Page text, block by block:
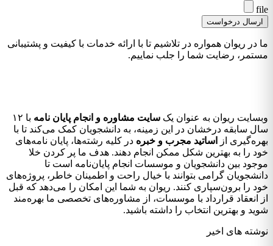
file
ارسال درخواست
ما در ریوان همواره در تلاشیم تا با ارائه خدمات با کیفیت و پشتیبانی
مستمر، رضایت شما را جلب نماییم.
وبسایت ریوان به عنوان یک سایت مشاوره و انجام پایان نامه
با ۱۲
سال سابقه درخشان در این زمینه، به دانشجویان کمک می‌کند تا با
بهره‌گیری از
اساتید مجرب و خبره در کلیه رشته‌ها، پایان نامه‌های
خود را به بهترین شکل ممکن انجام دهند. هدف ما پر کردن خلا
موجود بین دانشجویان و موسسات انجام پایان‌نامه است تا
دانشجویان گرامی بتوانند با خیال راحت و اطمینان خاطر، پروژه‌های
خود را برون‌سپاری کنند. ریوان به شما این امکان را می‌دهد که قبل
از انعقاد قرارداد با موسسات، از مشاوره‌های تخصصی ما بهره‌مند
شوید و بهترین انتخاب را داشته باشید.
نوشته های اخیر